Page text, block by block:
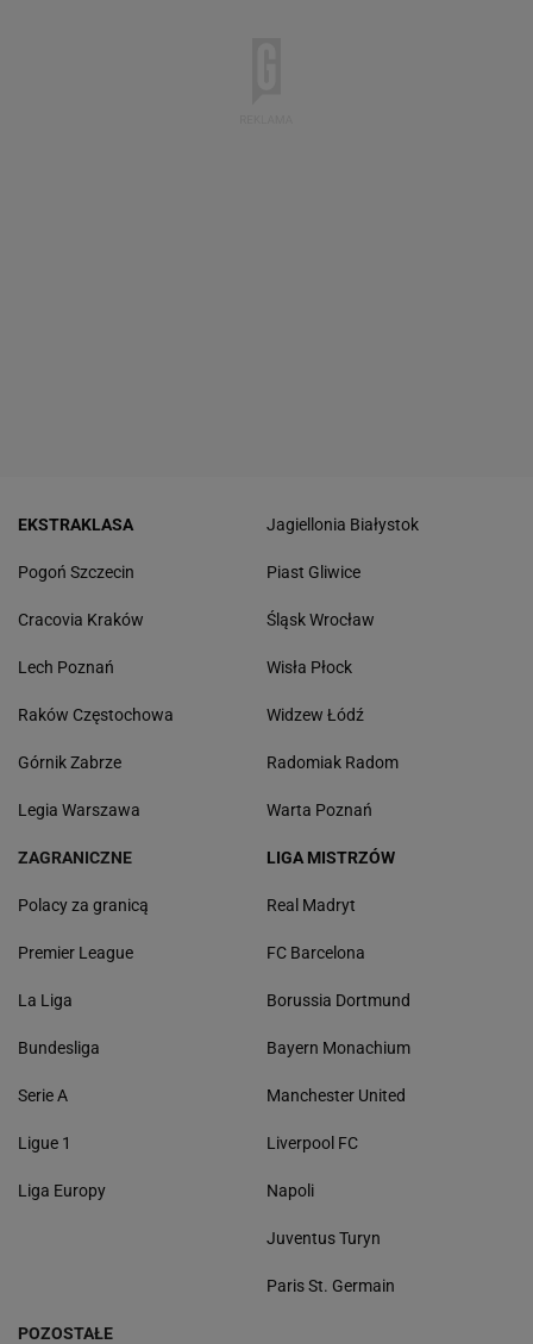
EKSTRAKLASA
Pogoń Szczecin
Cracovia Kraków
Lech Poznań
Raków Częstochowa
Górnik Zabrze
Legia Warszawa
Jagiellonia Białystok
Piast Gliwice
Śląsk Wrocław
Wisła Płock
Widzew Łódź
Radomiak Radom
Warta Poznań
ZAGRANICZNE
Polacy za granicą
Premier League
La Liga
Bundesliga
Serie A
Ligue 1
Liga Europy
LIGA MISTRZÓW
Real Madryt
FC Barcelona
Borussia Dortmund
Bayern Monachium
Manchester United
Liverpool FC
Napoli
Juventus Turyn
Paris St. Germain
POZOSTAŁE